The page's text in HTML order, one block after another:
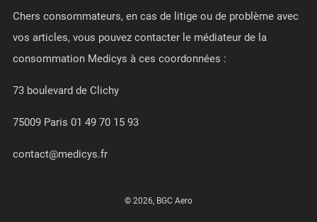
Chers consommateurs, en cas de litige ou de problème avec
vos articles, vous pouvez contacter le médiateur de la
consommation Medicys à ces coordonnées :
73 boulevard de Clichy
75009 Paris 01 49 70 15 93
contact@medicys.fr
© 2026, BGC Aero